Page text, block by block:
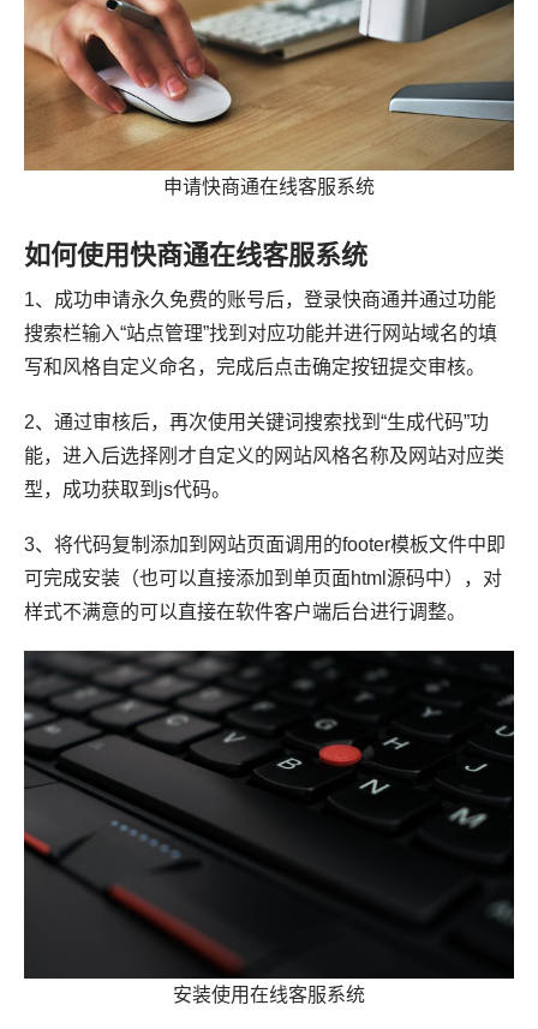
申请快商通在线客服系统
如何使用快商通在线客服系统
1、成功申请永久免费的账号后，登录快商通并通过功能
搜索栏输入“站点管理”找到对应功能并进行网站域名的填
写和风格自定义命名，完成后点击确定按钮提交审核。
2、通过审核后，再次使用关键词搜索找到“生成代码”功
能，进入后选择刚才自定义的网站风格名称及网站对应类
型，成功获取到js代码。
3、将代码复制添加到网站页面调用的footer模板文件中即
可完成安装（也可以直接添加到单页面html源码中），对
样式不满意的可以直接在软件客户端后台进行调整。
安装使用在线客服系统